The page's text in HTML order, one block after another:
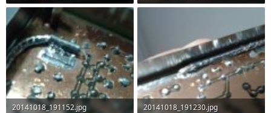
20141018_191152.jpg
20141018_191230.jpg